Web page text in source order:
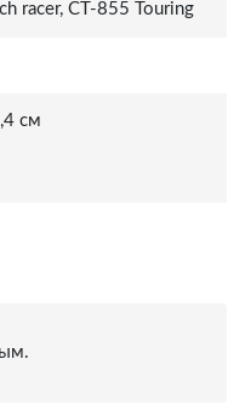
racer, СТ-855 Touring
см